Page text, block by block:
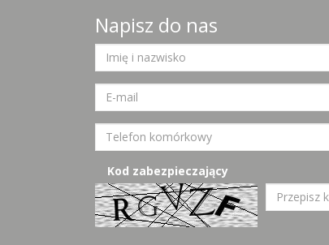
Napisz do nas
Kod zabezpieczający